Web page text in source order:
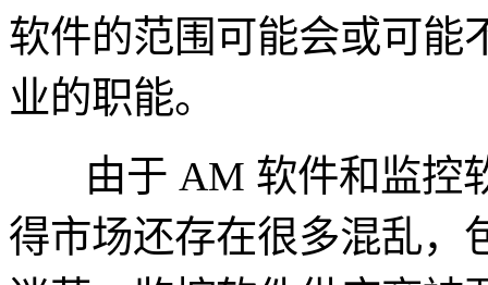
软件的范围可能会或可能
业的职能。
由于 AM 软件和监控
得市场还存在很多混乱，